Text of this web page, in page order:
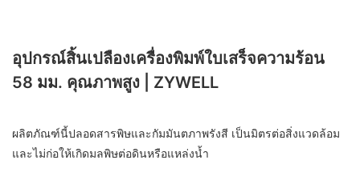
อุปกรณ์สิ้นเปลืองเครื่องพิมพ์ใบเสร็จความร้อน
58 มม. คุณภาพสูง | ZYWELL
ผลิตภัณฑ์นี้ปลอดสารพิษและกัมมันตภาพรังสี เป็นมิตรต่อสิ่งแวดล้อม
และไม่ก่อให้เกิดมลพิษต่อดินหรือแหล่งน้ำ